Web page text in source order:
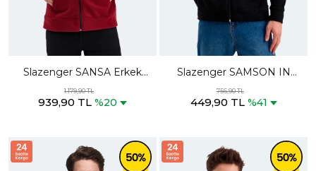
Slazenger SANSA Erkek
Fermuarlı Dik Yaka Cepli
Bordo Polar
1.179,90 TL
939,90 TL %20
Slazenger SAMSON IN
Erkek Fermuarlı Kapüşonlu
Cepli Siyah Polar
756,90 TL
449,90 TL %41